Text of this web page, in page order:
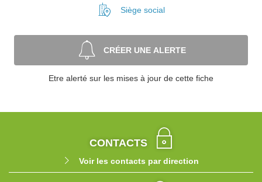
Siège social
CRÉER UNE ALERTE
Etre alerté sur les mises à jour de cette fiche
CONTACTS
Voir les contacts par direction